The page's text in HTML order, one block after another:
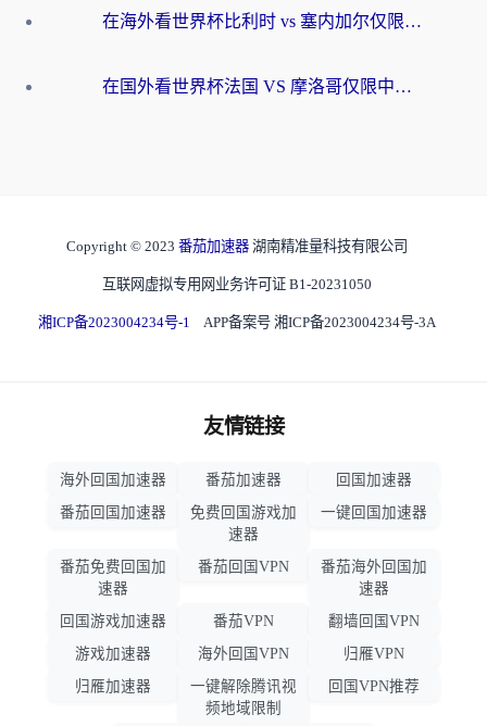
在海外看世界杯比利时 vs 塞内加尔仅限中国大陆？我找到了最流畅的中文解说之路
在国外看世界杯法国 VS 摩洛哥仅限中国大陆？海外党这样看中文解说赛事不卡顿
Copyright © 2023 番茄加速器 湖南精准量科技有限公司
互联网虚拟专用网业务许可证 B1-20231050
湘ICP备2023004234号-1 APP备案号 湘ICP备2023004234号-3A
友情链接
海外回国加速器 番茄加速器
回国加速器
番茄回国加速器
免费回国游戏加
速器
一键回国加速器
番茄免费回国加
速器
番茄回国VPN
番茄海外回国加
速器
回国游戏加速器
番茄VPN
翻墙回国VPN
游戏加速器
海外回国VPN
归雁VPN
归雁加速器
一键解除腾讯视
频地域限制
回国VPN推荐